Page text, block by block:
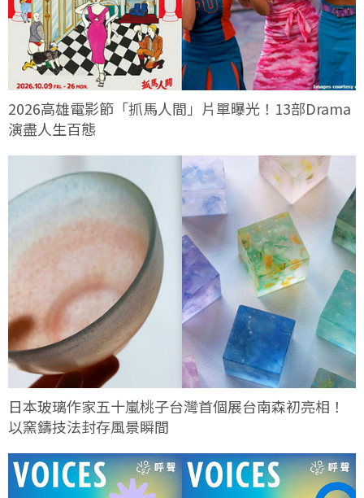
2026高雄電影節「抓馬人間」片單曝光！13部Drama
演盡人生百態
日本玻璃作家五十嵐桃子台灣首個展台南森初亮相！
以窯鑄技法封存風景瞬間